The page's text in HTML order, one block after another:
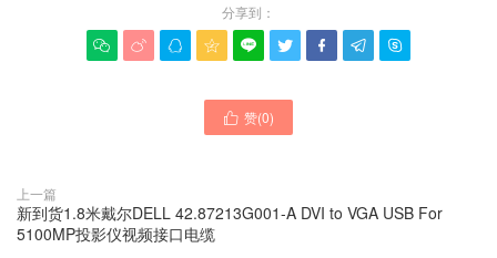
分享到：
        
 赞(0)
上一篇
新到货1.8米戴尔DELL 42.87213G001-A DVI to VGA USB For
5100MP投影仪视频接口电缆